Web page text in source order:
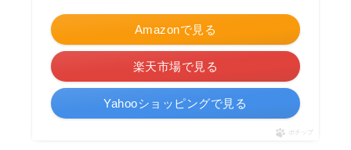
Amazonで見る
楽天市場で見る
Yahooショッピングで見る
ポチップ